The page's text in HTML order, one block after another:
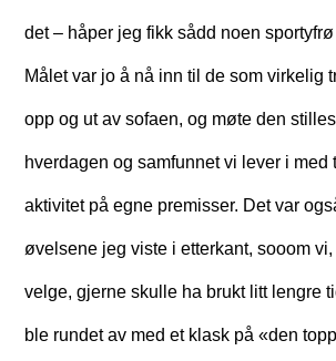
det – håper jeg fikk sådd noen
Målet var jo å nå inn til de som virkelig
opp og ut av sofaen, og møte den
hverdagen og samfunnet vi lever i med
aktivitet på egne premisser. Det var
øvelsene jeg viste i etterkant, sooom
velge, gjerne skulle ha brukt litt lengre
ble rundet av med et klask på «den